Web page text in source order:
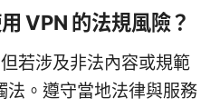
VPN 的法規風險？
若涉及非法內容或規範
法。遵守當地法律與服務